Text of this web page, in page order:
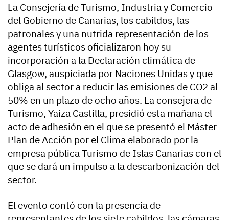
La Consejería de Turismo, Industria y Comercio
del Gobierno de Canarias, los cabildos, las
patronales y una nutrida representación de los
agentes turísticos oficializaron hoy su
incorporación a la Declaración climática de
Glasgow, auspiciada por Naciones Unidas y que
obliga al sector a reducir las emisiones de CO2 al
50% en un plazo de ocho años. La consejera de
Turismo, Yaiza Castilla, presidió esta mañana el
acto de adhesión en el que se presentó el Máster
Plan de Acción por el Clima elaborado por la
empresa pública Turismo de Islas Canarias con el
que se dará un impulso a la descarbonización del
sector.
El evento contó con la presencia de